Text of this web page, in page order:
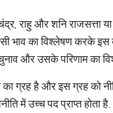
राहु और शनि
भाव का विश्लेषण करके इस
और उसके परिणाम का
ग्रह है और इस ग्रह को
में उच्च पद प्राप्त